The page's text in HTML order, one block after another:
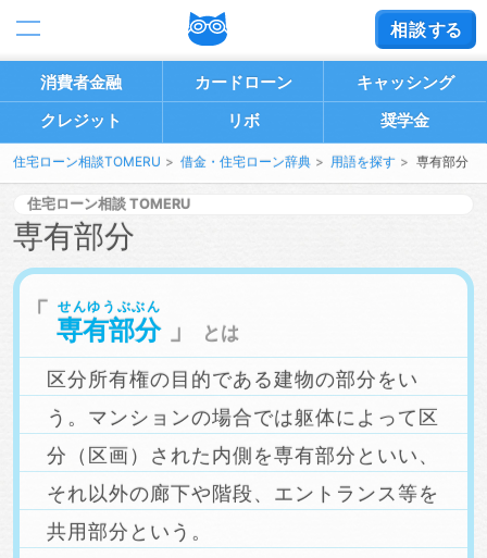
消費者金融 カードローン
キャッシング
クレジット
リボ 奨学金
住宅ローン相談TOMERU 借金・住宅ローン辞典 用語を探す 専有部分
住宅ローン相談
専有部分
専有部分
せんゆうぶぶん
とは
区分所有権の目的である建物の部分をい
う。マンションの場合では躯体によって区
分（区画）された内側を専有部分といい、
それ以外の廊下や階段、エントランス等を
共用部分という。
相談する